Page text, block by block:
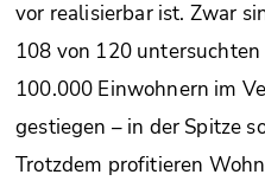
vor realisierbar ist. Zwar
108 von 120
100.000 Einwohnern im
gestiegen – in der Spitze
Trotzdem profitieren